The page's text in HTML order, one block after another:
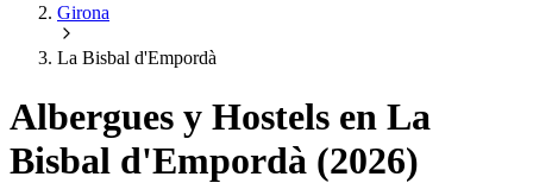
Girona
La Bisbal d'Empordà
Albergues y Hostels en La
Bisbal d'Empordà (2026)